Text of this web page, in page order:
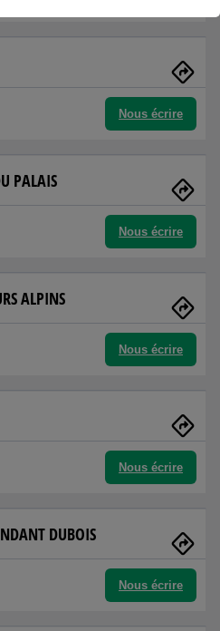
Nous écrire
PALAIS
Nous écrire
ALPINS
Nous écrire
Nous écrire
DUBOIS
Nous écrire